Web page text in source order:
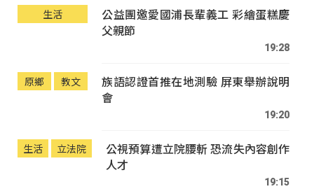
生活
公益團邀愛國浦長輩義工 彩繪蛋糕慶
父親節
19:28
原鄉 教文
族語認證首推在地測驗 屏東舉辦說明
會
19:20
生活 立法院
公視預算遭立院腰斬 恐流失內容創作
人才
19:15